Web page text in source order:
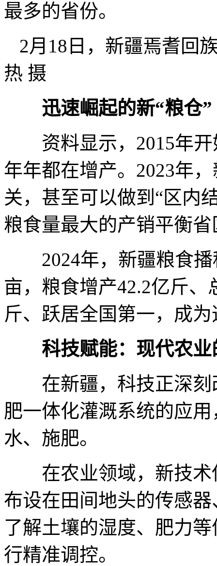
最多的省份。
2月18日，新疆焉耆回
热 摄
迅速崛起的新“粮仓”
资料显示，2015年开
年年都在增产。2023年
关，甚至可以做到“区内
粮食量最大的产销平衡省
2024年，新疆粮食播
亩，粮食增产42.2亿斤、
斤、跃居全国第一，成
科技赋能：现代农
在新疆，科技正深刻
肥一体化灌溉系统的应
水、施肥。
在农业领域，新技术
布设在田间地头的传感
了解土壤的湿度、肥力
行精准调控。